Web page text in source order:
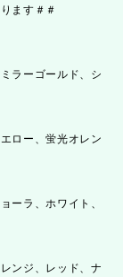
ます＃＃
ラーゴールド、シ
ロー、蛍光オレン
ーラ、ホワイト、
ンジ、レッド、ナ